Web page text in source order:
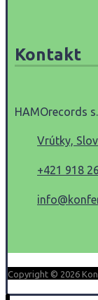
Kontakt
HAMOrecords
Vrútky,
+421 918
Copyright © 2026